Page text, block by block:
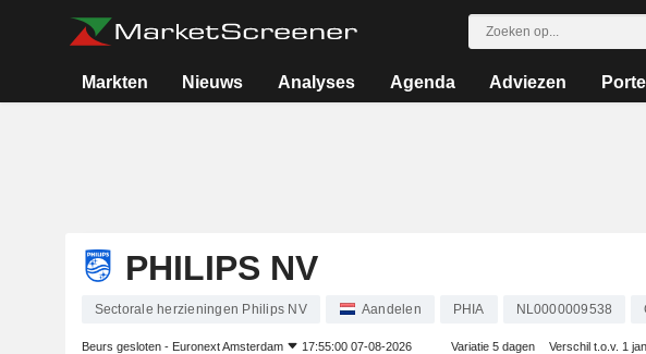
Markten Nieuws Analyses Agenda Adviezen
PHILIPS NV
Sectorale herzieningen Philips NV Aandelen PHIA NL0000009538
Beurs gesloten - Euronext Amsterdam 17:55:00 07-08-2026 Variatie 5 dagen Verschil t.o.v. 1